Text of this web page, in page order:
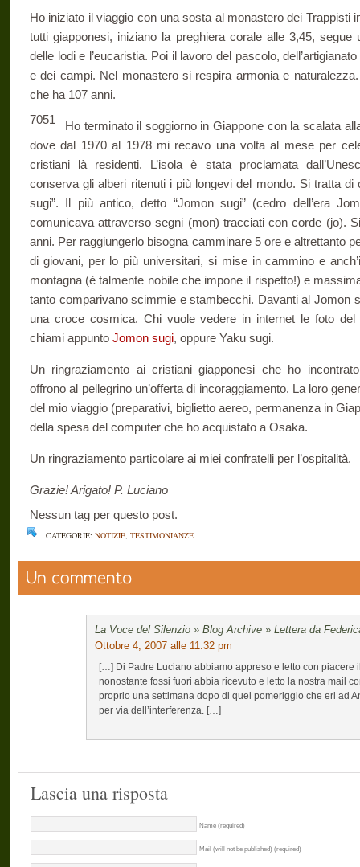
Ho iniziato il viaggio con una sosta al monastero dei Trappisti
tutti giapponesi, iniziano la preghiera corale alle 3,45, segue
delle lodi e l’eucaristia. Poi il lavoro del pascolo,
e dei campi. Nel monastero si respira armonia e
che ha 107 anni.
7051
Ho terminato il soggiorno in Giappone con la scalata
dove dal 1970 al 1978 mi recavo una volta al mese per
cristiani là residenti. L’isola è stata proclamata
conserva gli alberi ritenuti i più longevi del mondo. Si tratta di
sugi”. Il più antico, detto “Jomon sugi” (cedro dell’era
comunicava attraverso segni (mon) tracciati con corde (jo).
anni. Per raggiungerlo bisogna camminare 5 ore e altrettanto
di giovani, per lo più universitari, si mise in cammino e
montagna (è talmente nobile che impone il rispetto!) e
tanto comparivano scimmie e stambecchi. Davanti al Jomon
una croce cosmica. Chi vuole vedere in internet le foto
chiami appunto Jomon sugi, oppure Yaku sugi.
Un ringraziamento ai cristiani giapponesi che ho
offrono al pellegrino un’offerta di incoraggiamento. La loro
del mio viaggio (preparativi, biglietto aereo, permanenza in
della spesa del computer che ho acquistato a Osaka.
Un ringraziamento particolare ai miei confratelli per l’ospitalità.
Grazie! Arigato! P. Luciano
Nessun tag per questo post.
CATEGORIE: NOTIZIE, TESTIMONIANZE
La Voce del Silenzio » Blog Archive » Lettera da
Ottobre 4, 2007 alle 11:32 pm
[…] Di Padre Luciano abbiamo appreso e letto con piacere
nonostante fossi fuori abbia ricevuto e letto la nostra mail
proprio una settimana dopo di quel pomeriggio che eri ad
per via dell’interferenza. […]
Lascia una risposta
Name (required)
Mail (will not be published) (required)